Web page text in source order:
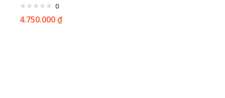
0
4.750.000₫